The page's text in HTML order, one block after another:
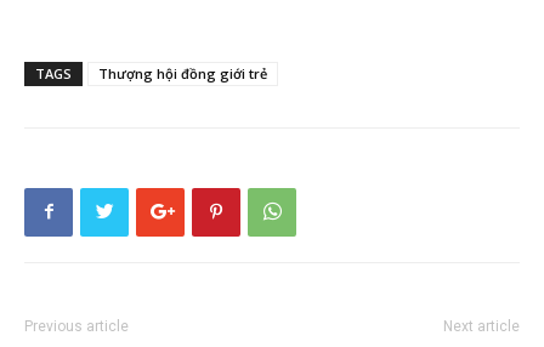
TAGS Thượng hội đồng giới trẻ
Previous article Next article